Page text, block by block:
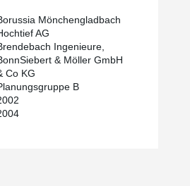
Mönchengladbach
AG
Ingenieure,
& Möller GmbH
Co KG
B